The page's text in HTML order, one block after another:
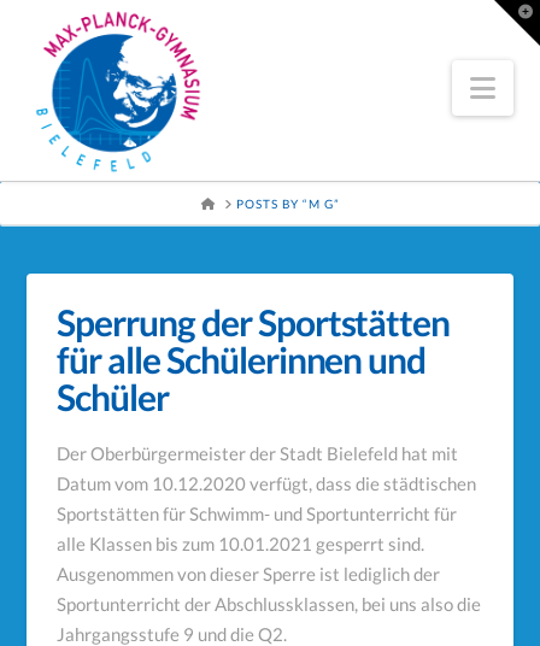
HOMEPOSTS BY “M G”
Sperrung der Sportstätten
für alle Schülerinnen und
Schüler
Der Oberbürgermeister der Stadt Bielefeld hat mit
Datum vom 10.12.2020 verfügt, dass die städtischen
Sportstätten für Schwimm- und Sportunterricht für
alle Klassen bis zum 10.01.2021 gesperrt sind.
Ausgenommen von dieser Sperre ist lediglich der
Sportunterricht der Abschlussklassen, bei uns also die
Jahrgangsstufe 9 und die Q2.